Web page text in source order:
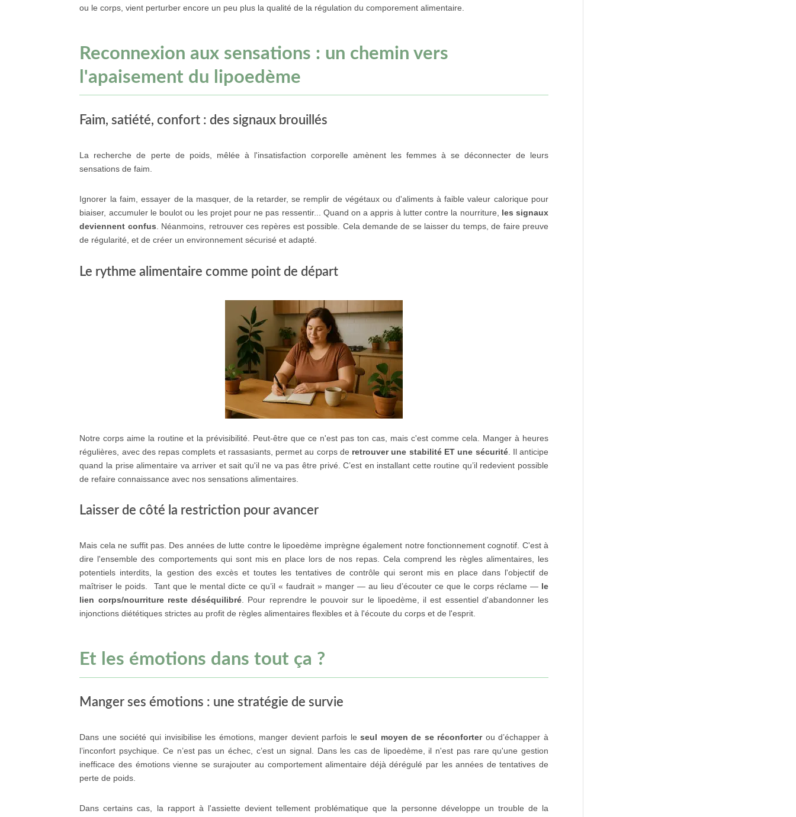
ou le corps, vient perturber encore un peu plus la qualité de la régulation du comporement alimentaire.
Reconnexion aux sensations : un chemin vers
l'apaisement du lipoedème
Faim, satiété, confort : des signaux brouillés
La recherche de perte de poids, mêlée à l'insatisfaction corporelle amènent les femmes à se déconnecter de leurs
sensations de faim.
Ignorer la faim, essayer de la masquer, de la retarder, se remplir de végétaux ou d'aliments à faible valeur calorique pour
biaiser, accumuler le boulot ou les projet pour ne pas ressentir... Quand on a appris à lutter contre la nourriture, les signaux
deviennent confus . Néanmoins, retrouver ces repères est possible. Cela demande de se laisser du temps, de faire preuve
de régularité, et de créer un environnement sécurisé et adapté.
Le rythme alimentaire comme point de départ
Notre corps aime la routine et la prévisibilité. Peut-être que ce n'est pas ton cas, mais c'est comme cela. Manger à heures
régulières, avec des repas complets et rassasiants, permet au corps de retrouver une stabilité ET une sécurité. Il anticipe
quand la prise alimentaire va arriver et sait qu'il ne va pas être privé. C’est en installant cette routine qu’il redevient possible
de refaire connaissance avec nos sensations alimentaires.
Laisser de côté la restriction pour avancer
Mais cela ne suffit pas. Des années de lutte contre le lipoedème imprègne également notre fonctionnement cognotif. C'est à
dire l'ensemble des comportements qui sont mis en place lors de nos repas. Cela comprend les règles alimentaires, les
potentiels interdits, la gestion des excès et toutes les tentatives de contrôle qui seront mis en place dans l'objectif de
maîtriser le poids. Tant que le mental dicte ce qu’il « faudrait » manger — au lieu d’écouter ce que le corps réclame — le
lien corps/nourriture reste déséquilibré . Pour reprendre le pouvoir sur le lipoedème, il est essentiel d'abandonner les
injonctions diététiques strictes au profit de règles alimentaires flexibles et à l'écoute du corps et de l'esprit.
Et les émotions dans tout ça ?
Manger ses émotions : une stratégie de survie
Dans une société qui invisibilise les émotions, manger devient parfois leseul moyen de se réconforterou d’échapper à
l’inconfort psychique. Ce n’est pas un échec, c’est un signal. Dans les cas de lipoedème, il n'est pas rare qu'une gestion
inefficace des émotions vienne se surajouter au comportement alimentaire déjà dérégulé par les années de tentatives de
perte de poids.
Dans certains cas, la rapport à l'assiette devient tellement problématique que la personne développe un trouble de la